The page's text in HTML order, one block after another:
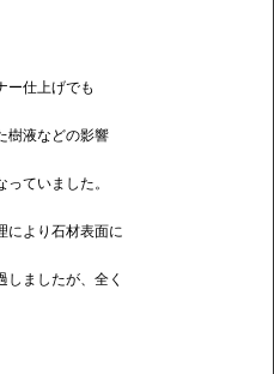
ー仕上げでも
樹液などの影響
ていました。
により石材表面に
しましたが、全く